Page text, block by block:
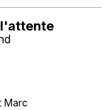
l'attente
Marc